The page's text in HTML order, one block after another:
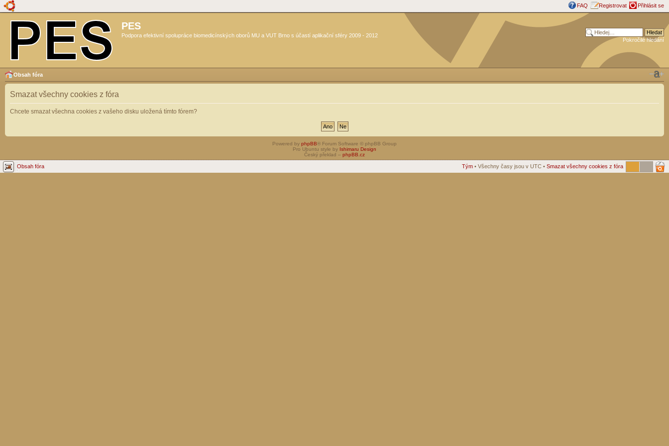
FAQ Registrovat Přihlásit se
PES
Podpora efektivní spolupráce biomedicínských oborů MU a VUT Brno s účastí aplikační sféry 2009 - 2012
Pokročilé hledání
Obsah fóra
Smazat všechny cookies z fóra
Chcete smazat všechna cookies z vašeho disku uložená tímto fórem?
Powered by phpBB® Forum Software © phpBB Group
Pro Ubuntu style by Ishimaru Design
Český překlad – phpBB.cz
Obsah fóra Tým • Všechny časy jsou v UTC • Smazat všechny cookies z fóra